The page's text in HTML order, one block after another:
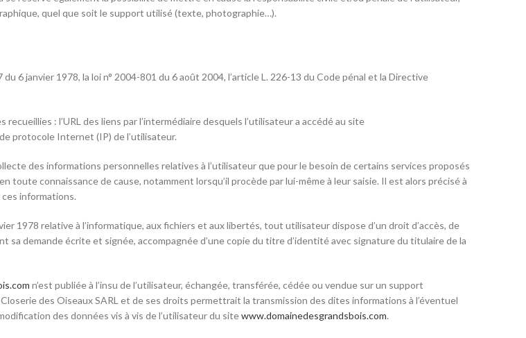
quel que soit le support utilisé (texte, photographie…).
6 janvier 1978, la loi n° 2004-801 du 6 août 2004, l’article L. 226-13 du Code pénal et la Directive
recueillies : l’URL des liens par l’intermédiaire desquels l’utilisateur a accédé au site
protocole Internet (IP) de l’utilisateur.
des informations personnelles relatives à l’utilisateur que pour le besoin de certains services proposés
toute connaissance de cause, notamment lorsqu’il procède par lui-même à leur saisie. Il est alors précisé à
informations.
1978 relative à l’informatique, aux fichiers et aux libertés, tout utilisateur dispose d’un droit d’accès, de
demande écrite et signée, accompagnée d’une copie du titre d’identité avec signature du titulaire de la
n’est publiée à l’insu de l’utilisateur, échangée, transférée, cédée ou vendue sur un support
des Oiseaux SARL et de ses droits permettrait la transmission des dites informations à l’éventuel
des données vis à vis de l’utilisateur du sitewww.domainedesgrandsbois.com.